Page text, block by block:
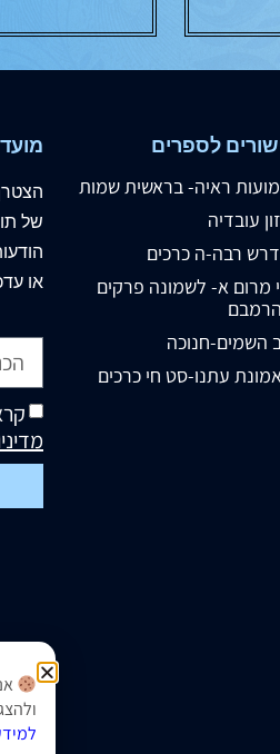
לספרים
ראיה- בראשית שמות
עובדיה
רבה-ה כרכים
מרום א- לשמונה פרקים
השמים-חנוכה
עתנו-סט חי כרכים
של
או